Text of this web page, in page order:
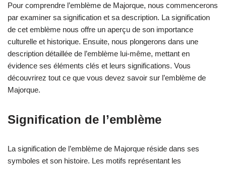
Pour comprendre l’emblème de Majorque, nous commencerons
par examiner sa signification et sa description. La signification
de cet emblème nous offre un aperçu de son importance
culturelle et historique. Ensuite, nous plongerons dans une
description détaillée de l’emblème lui-même, mettant en
évidence ses éléments clés et leurs significations. Vous
découvrirez tout ce que vous devez savoir sur l’emblème de
Majorque.
Signification de l’emblème
La signification de l’emblème de Majorque réside dans ses
symboles et son histoire. Les motifs représentant les